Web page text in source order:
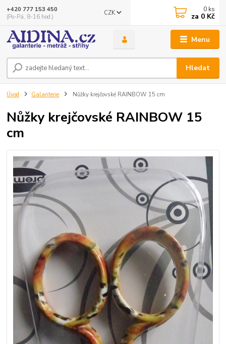
Menu
CZK
Hledat
+420 777 153 450
(Po-Pá, 8-16 hod.)
0 ks
za 0 Kč
Úvod Galanterie Nůžky krejčovské RAINBOW 15 cm
Nůžky krejčovské RAINBOW 15
cm